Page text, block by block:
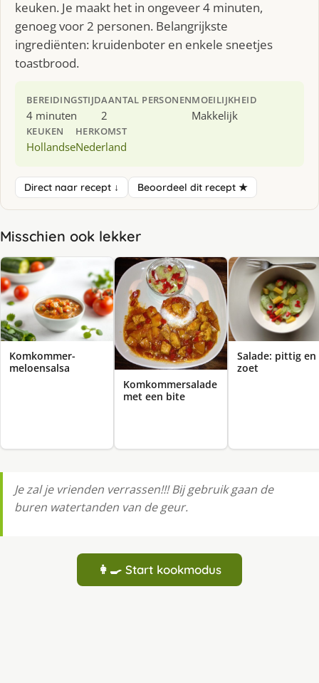
keuken. Je maakt het in ongeveer 4 minuten,
genoeg voor 2 personen. Belangrijkste
ingrediënten: kruidenboter en enkele sneetjes
toastbrood.
BEREIDINGSTIJD
4 minuten
AANTAL PERSONEN
2
MOEILIJKHEID
Makkelijk
KEUKEN
Hollandse
HERKOMST
Nederland
Direct naar recept ↓ Beoordeel dit recept ★
Misschien ook lekker
Komkommer-
meloensalsa
Komkommersalade
met een bite
Salade: pittig en
zoet
Je zal je vrienden verrassen!!! Bij gebruik gaan de
buren watertanden van de geur.
👩‍🍳 Start kookmodus